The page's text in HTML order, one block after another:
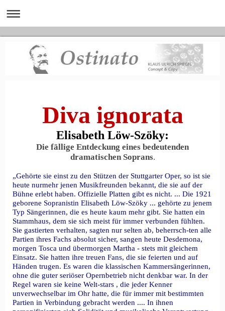
Diva ignorata
Elisabeth Löw-Szöky:
Die fällige Entdeckung eines bedeutenden
dramatischen Soprans.
„Gehörte sie einst zu den Stützen der Stuttgarter Oper, so ist sie
heute nurmehr jenen Musikfreunden bekannt, die sie auf der
Bühne erlebt haben. Offizielle Platten gibt es nicht. ... Die 1921
geborene Sopranistin Elisabeth Löw-Szöky ... gehörte zu jenem
Typ Sängerinnen, die es heute kaum mehr gibt. Sie hatten ein
Stammhaus, dem sie sich meist für immer verbunden fühlten.
Sie gastierten verhalten, sagten nur selten ab, beherrsch-ten alle
Partien ihres Fachs absolut sicher, sangen heute Desdemona,
morgen Tosca und übermorgen Martha - stets mit gleichem
Einsatz. Sie hatten ihre treuen Fans, die sie feierten und auf
Händen trugen. Es waren die klassischen Kammersängerinnen,
ohne die guter seriöser Opernbetrieb nicht denkbar war. In der
Regel waren sie keine Welt-stars , die jeder Kenner
unverwechselbar im Ohr hatte, die für immer mit bestimmten
Partien in Verbindung gebracht werden .... In ihnen